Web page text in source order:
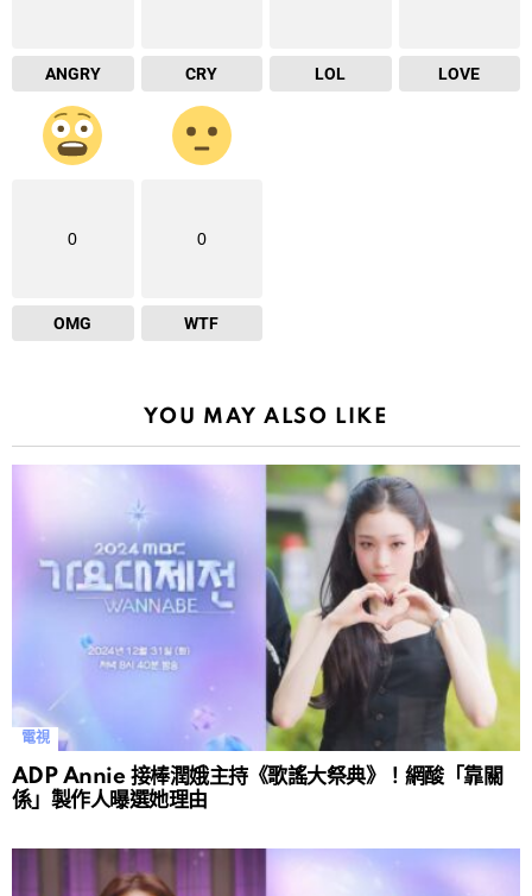
ANGRY CRY LOL LOVE
0
OMG
0
WTF
YOU MAY ALSO LIKE
電視
ADP Annie 接棒潤娥主持《歌謠大祭典》！網酸「靠關
係」製作人曝選她理由